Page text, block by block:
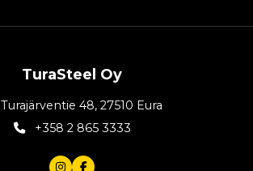
TuraSteel Oy
Turajärventie 48, 27510 Eura
+358 2 865 3333